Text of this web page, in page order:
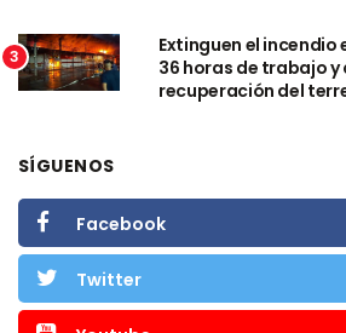
3
Extinguen el incendio
36 horas de trabajo y
recuperación del
SÍGUENOS
Facebook
Twitter